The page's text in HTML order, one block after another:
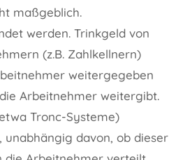
maßgeblich.
werden. Trinkgeld von
(z.B. Zahlkellnern)
weitergegeben
Arbeitnehmer weitergibt.
Tronc-Systeme)
davon, ob dieser